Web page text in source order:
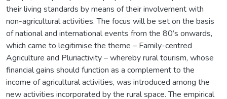
their living standards by means of their involvement with
non-agricultural activities. The focus will be set on the basis
of national and international events from the 80’s onwards,
which came to legitimise the theme – Family-centred
Agriculture and Pluriactivity – whereby rural tourism, whose
financial gains should function as a complement to the
income of agricultural activities, was introduced among the
new activities incorporated by the rural space. The empirical